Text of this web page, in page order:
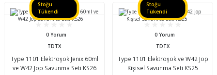
Stoğu
Tükendi
0 Yorum
TDTX
Type 1101 Elektroşok Jenix 60ml
ve W42 Jop Savunma Seti KS26
Stoğu
Tükendi
0 Yorum
TDTX
Type 1101 Elektroşok ve W42 Jop
Kişisel Savunma Seti KS25